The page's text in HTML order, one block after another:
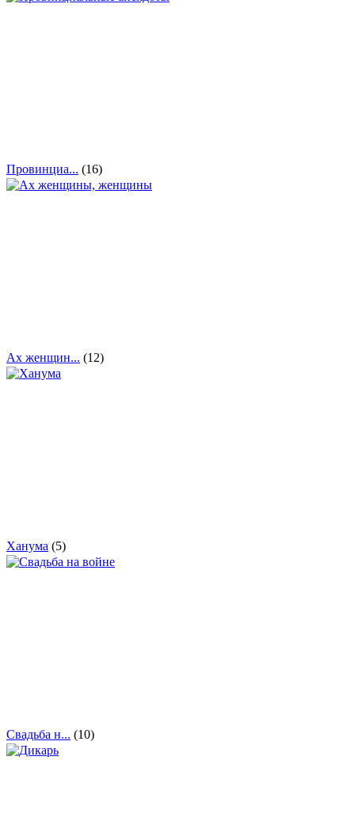
Провинциа... (16)
Ах женщин... (12)
Ханума (5)
Свадьба н... (10)